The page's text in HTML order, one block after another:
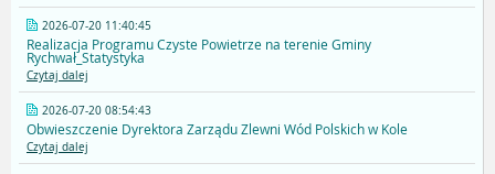
2026-07-20 11:40:45
Realizacja Programu Czyste Powietrze na terenie Gminy
Rychwał_Statystyka
Czytaj dalej
2026-07-20 08:54:43
Obwieszczenie Dyrektora Zarządu Zlewni Wód Polskich w Kole
Czytaj dalej